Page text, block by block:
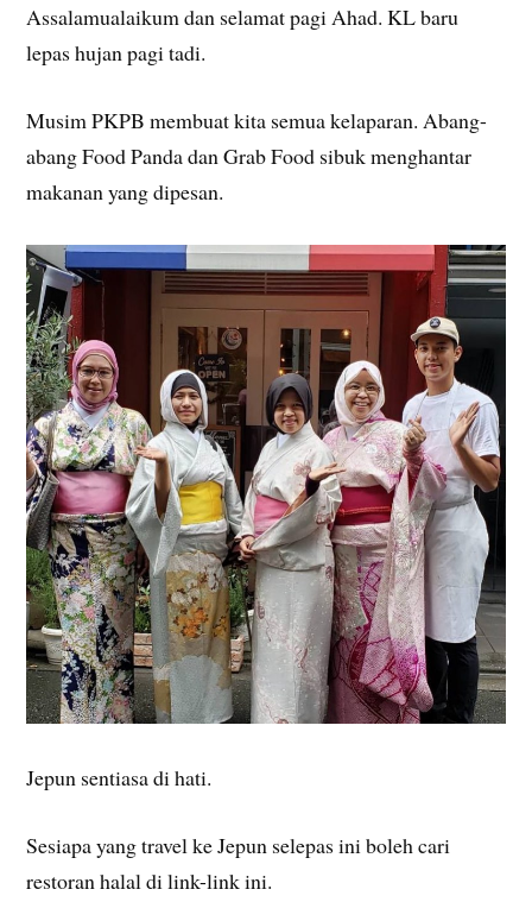
Assalamualaikum dan selamat pagi Ahad. KL baru
lepas hujan pagi tadi.
Musim PKPB membuat kita semua kelaparan. Abang-
abang Food Panda dan Grab Food sibuk menghantar
makanan yang dipesan.
Jepun sentiasa di hati.
Sesiapa yang travel ke Jepun selepas ini boleh cari
restoran halal di link-link ini.